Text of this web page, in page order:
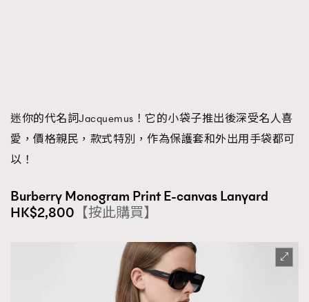
迷你的代名詞Jacquemus！它的小袋子推出後深受名人喜
愛，價格親民，款式特別，作為保護套和外出用手袋都可
以！
Burberry Monogram Print E-canvas Lanyard
HK$2,800 【按此購買】